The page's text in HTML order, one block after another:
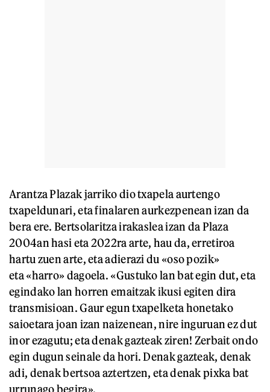
Arantza Plazak jarriko dio txapela aurtengo
txapeldunari, eta finalaren aurkezpenean izan da
bera ere. Bertsolaritza irakaslea izan da Plaza
2004an hasi eta 2022ra arte, hau da, erretiroa
hartu zuen arte, eta adierazi du «oso pozik»
eta «harro» dagoela. «Gustuko lan bat egin dut, eta
egindako lan horren emaitzak ikusi egiten dira
transmisioan. Gaur egun txapelketa honetako
saioetara joan izan naizenean, nire inguruan ez dut
inor ezagutu; eta denak gazteak ziren! Zerbait ondo
egin dugun seinale da hori. Denak gazteak, denak
adi, denak bertsoa aztertzen, eta denak pixka bat
urrunago begira».